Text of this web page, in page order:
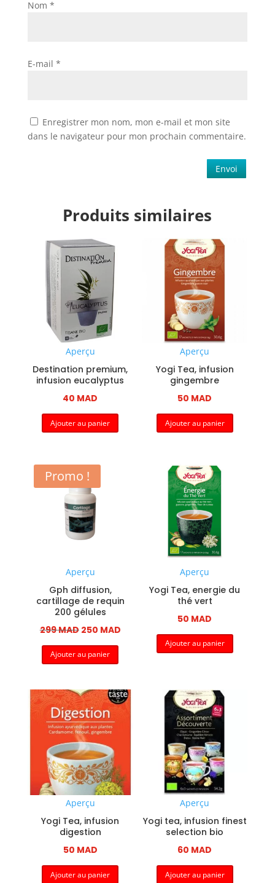
Nom *
E-mail *
Enregistrer mon nom, mon e-mail et mon site
dans le navigateur pour mon prochain commentaire.
Envoi
Produits similaires
Aperçu
Destination premium,
infusion eucalyptus
40 MAD
Ajouter au panier
Aperçu
Yogi Tea, infusion
gingembre
50 MAD
Ajouter au panier
Promo !
Aperçu
Gph diffusion,
cartillage de requin
200 gélules
299MAD Le
prix
initial
299 MAD.
250 MADLe
250 MAD.
Ajouter au panier
Aperçu
Yogi Tea, energie du
thé vert
50 MAD
Ajouter au panier
Aperçu
Yogi Tea, infusion
digestion
50 MAD
Ajouter au panier
Aperçu
Yogi tea, infusion finest
selection bio
60 MAD
Ajouter au panier